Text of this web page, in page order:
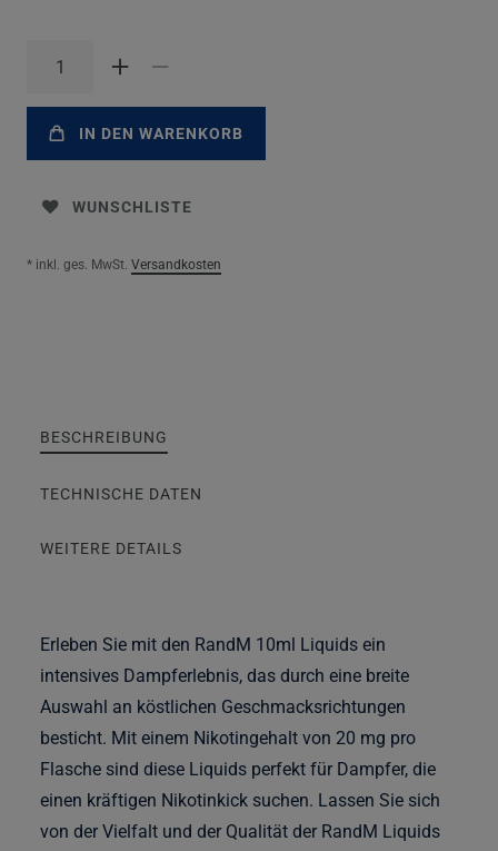
IN DEN WARENKORB
WUNSCHLISTE
* inkl. ges. MwSt. Versandkosten
BESCHREIBUNG
TECHNISCHE DATEN
WEITERE DETAILS
Erleben Sie mit den RandM 10ml Liquids ein
intensives Dampferlebnis, das durch eine breite
Auswahl an köstlichen Geschmacksrichtungen
besticht. Mit einem Nikotingehalt von 20 mg pro
Flasche sind diese Liquids perfekt für Dampfer, die
einen kräftigen Nikotinkick suchen. Lassen Sie sich
von der Vielfalt und der Qualität der RandM Liquids